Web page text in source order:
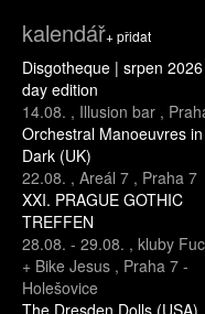
kalendář+ přidat
Disgotheque | srpen
day edition
14.08. , Illusion bar ,
Orchestral Manoeuvres
Dark (UK)
22.08. , Areál 7 , Praha 7
XXI. PRAGUE GOTHIC
TREFFEN
28.08. - 29.08. , kluby
+ Bike Jesus , Praha 7 -
Holešovice
The Dresden Dolls (USA)